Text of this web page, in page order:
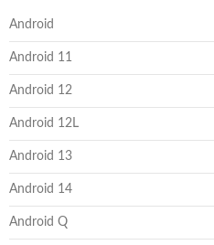
Android
Android 11
Android 12
Android 12L
Android 13
Android 14
Android Q